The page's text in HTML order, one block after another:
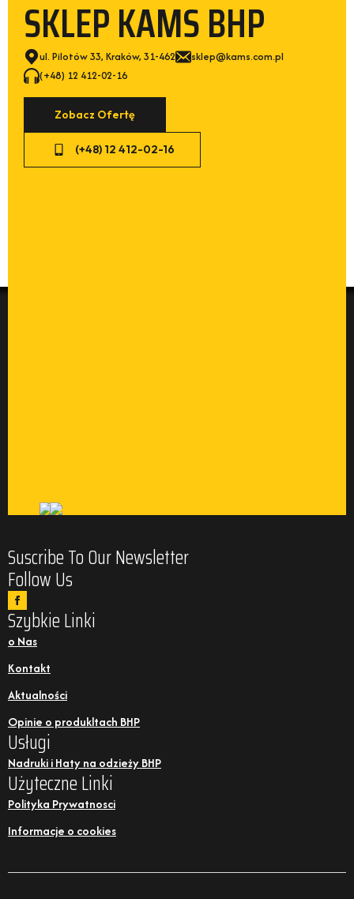
SKLEP KAMS BHP
ul. Pilotów 33, Kraków, 31-462
sklep@kams.com.pl
(+48) 12 412-02-16
Zobacz Ofertę
(+48) 12 412-02-16
Suscribe To Our Newsletter
Follow Us
Szybkie Linki
o Nas
Kontakt
Aktualności
Opinie o produkltach BHP
Usługi
Nadruki i Haty na odzieży BHP
Użyteczne Linki
Polityka Prywatnosci
Informacje o cookies